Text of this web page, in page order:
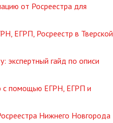
от Росреестра для
ЕГРП, Росреестр в Тверской
экспертный гайд по описи
с помощью ЕГРН, ЕГРП и
Нижнего Новгорода